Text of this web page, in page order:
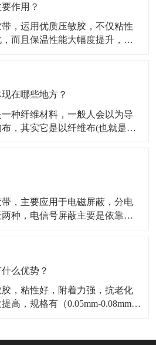
了有家用电器、空调、汽车、
作用？
，运用优质压敏胶，不仅粘性
而且保温性能大幅度提升，规
、冰柜生产厂的主要原辅材
门必购原料。广泛应用于冰
在哪些地方？
种纤维材料，一般人会以为导
，其实它是以纤维布(也就是一
，镀金导电布，镀炭导电布，
这几种导电布从外观上有平纹
，主要应用于电磁屏蔽，分电
种，电信号屏蔽主要是依靠铜
产品之中。​铜箔胶带具有低表
各种不同基材，如金属，绝缘
么优势？
，粘性好，附着力强，抗老化
高，规格有（0.05mm-0.08mm）